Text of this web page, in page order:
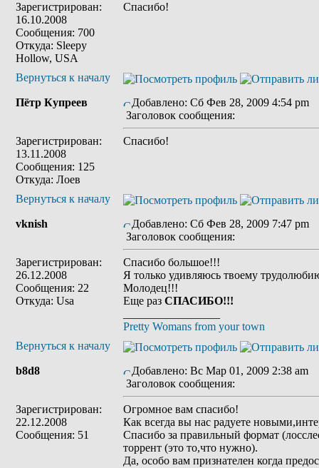
Зарегистрирован:
16.10.2008
Сообщения: 700
Откуда: Sleepy
Hollow, USA
Спасибо!
Вернуться к началу
Пётр Купреев
Зарегистрирован:
13.11.2008
Сообщения: 125
Откуда: Лоев
Добавлено: Сб Фев 28, 2009 4:54 pm
Заголовок сообщения:
Спасибо!
Вернуться к началу
vknish
Зарегистрирован:
26.12.2008
Сообщения: 22
Откуда: Usa
Добавлено: Сб Фев 28, 2009 7:47 pm
Заголовок сообщения:
Спасибо большое!!!
Я только удивляюсь твоему
Молодец!!!
Еще раз СПАСИБО!!!
Pretty Womans from your town
Вернуться к началу
b8d8
Зарегистрирован:
22.12.2008
Сообщения: 51
Добавлено: Вс Мар 01, 2009 2:38 am
Заголовок сообщения:
Огромное вам спасибо!
Как всегда вы нас радуете
Спасибо за правильный формат
торрент (это то,что нужно).
Да, особо вам признателен когда